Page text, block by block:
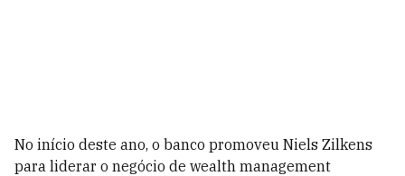
No início deste ano, o banco promoveu Niels Zilkens
para liderar o negócio de wealth management